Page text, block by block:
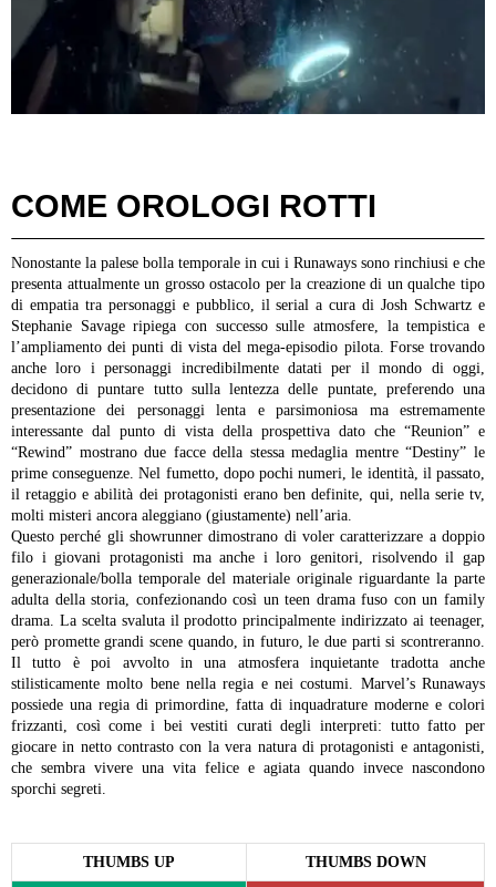
COME OROLOGI ROTTI
Nonostante la palese bolla temporale in cui i Runaways sono rinchiusi e che
presenta attualmente un grosso ostacolo per la creazione di un qualche tipo
di empatia tra personaggi e pubblico, il serial a cura di Josh Schwartz e
Stephanie Savage ripiega con successo sulle atmosfere, la tempistica e
l’ampliamento dei punti di vista del mega-episodio pilota. Forse trovando
anche loro i personaggi incredibilmente datati per il mondo di oggi,
decidono di puntare tutto sulla lentezza delle puntate, preferendo una
presentazione dei personaggi lenta e parsimoniosa ma estremamente
interessante dal punto di vista della prospettiva dato che “Reunion” e
“Rewind” mostrano due facce della stessa medaglia mentre “Destiny” le
prime conseguenze. Nel fumetto, dopo pochi numeri, le identità, il passato,
il retaggio e abilità dei protagonisti erano ben definite, qui, nella serie tv,
molti misteri ancora aleggiano (giustamente) nell’aria.
Questo perché gli showrunner dimostrano di voler caratterizzare a doppio
filo i giovani protagonisti ma anche i loro genitori, risolvendo il gap
generazionale/bolla temporale del materiale originale riguardante la parte
adulta della storia, confezionando così un teen drama fuso con un family
drama. La scelta svaluta il prodotto principalmente indirizzato ai teenager,
però promette grandi scene quando, in futuro, le due parti si scontreranno.
Il tutto è poi avvolto in una atmosfera inquietante tradotta anche
stilisticamente molto bene nella regia e nei costumi. Marvel’s Runaways
possiede una regia di primordine, fatta di inquadrature moderne e colori
frizzanti, così come i bei vestiti curati degli interpreti: tutto fatto per
giocare in netto contrasto con la vera natura di protagonisti e antagonisti,
che sembra vivere una vita felice e agiata quando invece nascondono
sporchi segreti.
THUMBS UP THUMBS DOWN